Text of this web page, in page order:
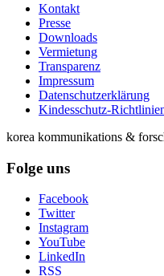
Kontakt
Presse
Downloads
Vermietung
Transparenz
Impressum
Datenschutzerklärung
Kindesschutz-
korea kommunikations &
Folge uns
Facebook
Twitter
Instagram
YouTube
LinkedIn
RSS